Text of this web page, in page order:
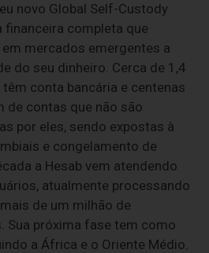
novo Global Self-Custody
financeira completa que
mercados emergentes a
do seu dinheiro. Cerca de 1,4
conta bancária e centenas
de contas que não são
por eles, sendo expostas à
e congelamento de
a Hesab vem atendendo
atualmente processando
de um milhão de
Sua próxima fase tem como
a África e o Oriente Médio.